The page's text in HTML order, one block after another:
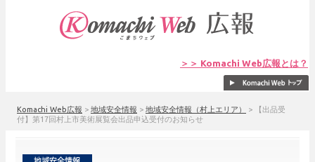
＞＞ Komachi Web広報とは？
Komachi Web広報 > 地域安全情報 > 地域安全情報（村上エリア） >
【出品受
付】第17回村上市美術展覧会出品申込受付のお知らせ